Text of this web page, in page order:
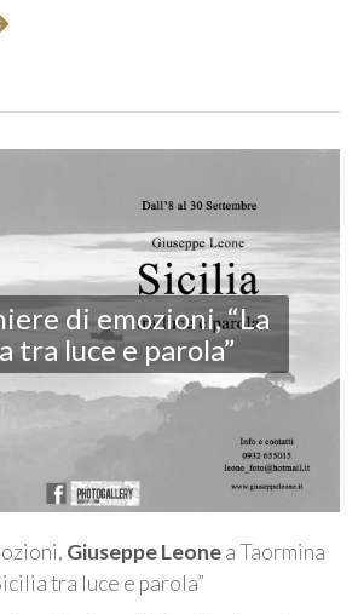
di emozioni, “La
tra luce e parola”
Giuseppe Leonea Taormina
tra luce e parola”